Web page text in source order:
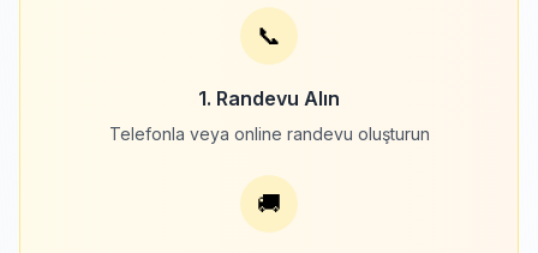
📞
1. Randevu Alın
Telefonla veya online randevu oluşturun
🚚